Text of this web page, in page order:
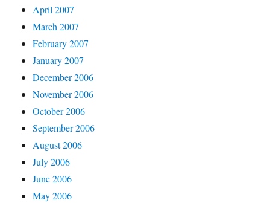
April 2007
March 2007
February 2007
January 2007
December 2006
November 2006
October 2006
September 2006
August 2006
July 2006
June 2006
May 2006